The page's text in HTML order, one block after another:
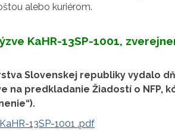
alebo kuriérom.
KaHR-13SP-1001,
Slovenskej republiky vydalo
na predkladanie Žiadostí o NFP,
13SP-1001 .pdf